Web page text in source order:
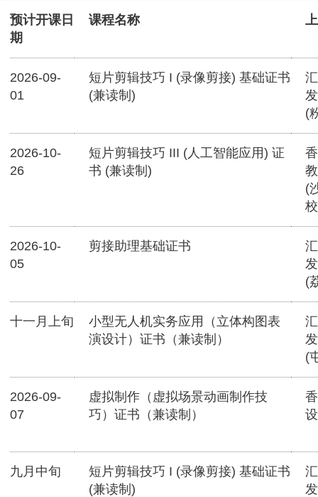
预计开课日
期
课程名称
2026-09-
01
短片剪辑技巧 I (录像剪接) 基础证书
(兼读制)
(
2026-10-
26
短片剪辑技巧 III (人工智能应用) 证
书 (兼读制)
(
2026-10-
05
剪接助理基础证书
(
十一月上旬
小型无人机实务应用（立体构图表
演设计）证书（兼读制）
(
2026-09-
07
虚拟制作（虚拟场景动画制作技
巧）证书（兼读制）
九月中旬
短片剪辑技巧 I (录像剪接) 基础证书
(兼读制)